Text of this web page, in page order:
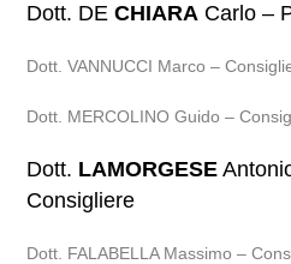
Dott. DECHIARA Carlo –
Dott. VANNUCCI Marco –
Dott. MERCOLINO Guido –
Dott. LAMORGESE
Consigliere
Dott. FALABELLA Massimo –